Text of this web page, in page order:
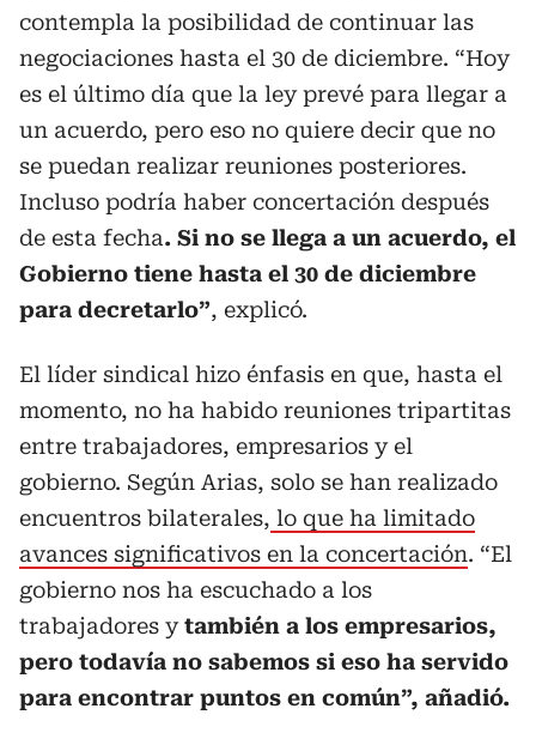
contempla la posibilidad de continuar las
negociaciones hasta el 30 de diciembre. “Hoy
es el último día que la ley prevé para llegar a
un acuerdo, pero eso no quiere decir que no
se puedan realizar reuniones posteriores.
Incluso podría haber concertación después
de esta fecha. Si no se llega a un acuerdo, el
Gobierno tiene hasta el 30 de diciembre
para decretarlo”, explicó.
El líder sindical hizo énfasis en que, hasta el
momento, no ha habido reuniones tripartitas
entre trabajadores, empresarios y el
gobierno. Según Arias, solo se han realizado
encuentros bilaterales, lo que ha limitado
avances significativos en la concertación. “El
gobierno nos ha escuchado a los
trabajadores ytambién a los empresarios,
pero todavía no sabemos si eso ha servido
para encontrar puntos en común”, añadió.